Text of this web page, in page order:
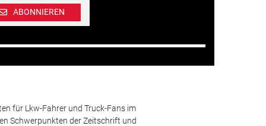
ABONNIEREN
für Lkw-Fahrer und Truck-Fans im
Schwerpunkten der Zeitschrift und